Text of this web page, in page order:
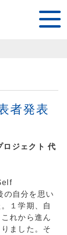
者発表
ジェクト 代
自分を思い
１学期、自
れから進ん
ました。そ